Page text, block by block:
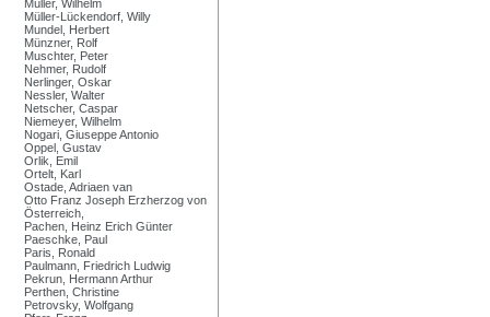
Müller, Wilhelm
Müller-Lückendorf, Willy
Mundel, Herbert
Münzner, Rolf
Muschter, Peter
Nehmer, Rudolf
Nerlinger, Oskar
Nessler, Walter
Netscher, Caspar
Niemeyer, Wilhelm
Nogari, Giuseppe Antonio
Oppel, Gustav
Orlik, Emil
Ortelt, Karl
Ostade, Adriaen van
Otto Franz Joseph Erzherzog von
Österreich,
Pachen, Heinz Erich Günter
Paeschke, Paul
Paris, Ronald
Paulmann, Friedrich Ludwig
Pekrun, Hermann Arthur
Perthen, Christine
Petrovsky, Wolfgang